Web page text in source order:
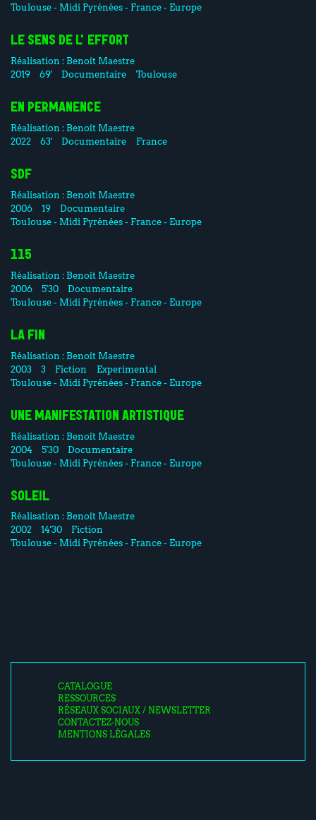
Toulouse - Midi Pyrénées - France - Europe
LE SENS DE L'EFFORT
Réalisation : Benoît Maestre
2019
69' Documentaire Toulouse
EN PERMANENCE
Réalisation : Benoît Maestre
2022
63' Documentaire France
SDF
Réalisation : Benoît Maestre
2006
19
Documentaire
Toulouse - Midi Pyrénées - France - Europe
115
Réalisation : Benoît Maestre
2006
5'30
Documentaire
Toulouse - Midi Pyrénées - France - Europe
LA FIN
Réalisation : Benoît Maestre
2003
3 Fiction
Experimental
Toulouse - Midi Pyrénées - France - Europe
UNE MANIFESTATION ARTISTIQUE
Réalisation : Benoît Maestre
2004
5'30
Documentaire
Toulouse - Midi Pyrénées - France - Europe
SOLEIL
Réalisation : Benoît Maestre
2002
14'30
Fiction
Toulouse - Midi Pyrénées - France - Europe
CATALOGUE
RESSOURCES
RÉSEAUX SOCIAUX / NEWSLETTER
CONTACTEZ-NOUS
MENTIONS LÉGALES